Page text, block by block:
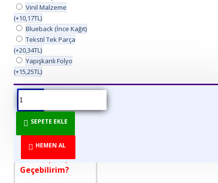
Vinil Malzeme
(+10,17TL)
Blueback (İnce Kağıt)
Tekstil Tek Parça
(+20,34TL)
Yapışkanlı Folyo
(+15,25TL)
SEPETE EKLE
HEMEN AL
ÜRÜN BILGISI ÜRÜN YORUMLARI
DİREKT ÜRETİCİDEN
TÜKETİCİYE!
Nasıl Sipariş
Geçebilirim?